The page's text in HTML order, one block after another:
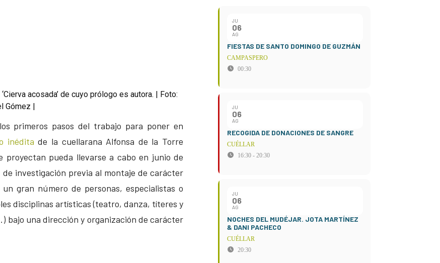
acosada’ de cuyo prólogo es autora. | Foto:
Gómez |
primeros pasos del trabajo para poner en
inédita de la cuellarana Alfonsa de la Torre
proyectan pueda llevarse a cabo en junio de
investigación previa al montaje de carácter
gran número de personas, especialistas o
disciplinas artísticas (teatro, danza, títeres y
bajo una dirección y organización de carácter
JU
06
AG
FIESTAS DE SANTO DOMINGO DE GUZMÁN
CAMPASPERO
00:30
JU
06
AG
RECOGIDA DE DONACIONES DE SANGRE
CUÉLLAR
16:30 - 20:30
JU
06
AG
NOCHES DEL MUDÉJAR. JOTA MARTÍNEZ
& DANI PACHECO
CUÉLLAR
20:30